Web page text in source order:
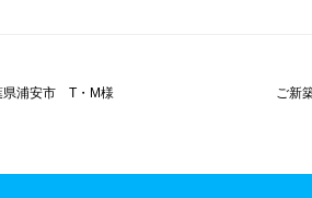
県浦安市 T・M様 ご新